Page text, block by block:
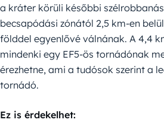
a kráter körüli későbbi
becsapódási zónától 2,5 km-en
földdel egyenlővé válnának. A 4,4
mindenki egy EF5-ös tornádónak
érezhetne, ami a tudósok szerint a
tornádó.
Ez is érdekelhet: